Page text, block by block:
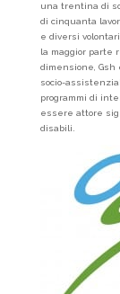
una trentina di
di cinquanta
e diversi
la maggior parte
dimensione, Gsh
socio-
programmi di
essere attore
disabili.